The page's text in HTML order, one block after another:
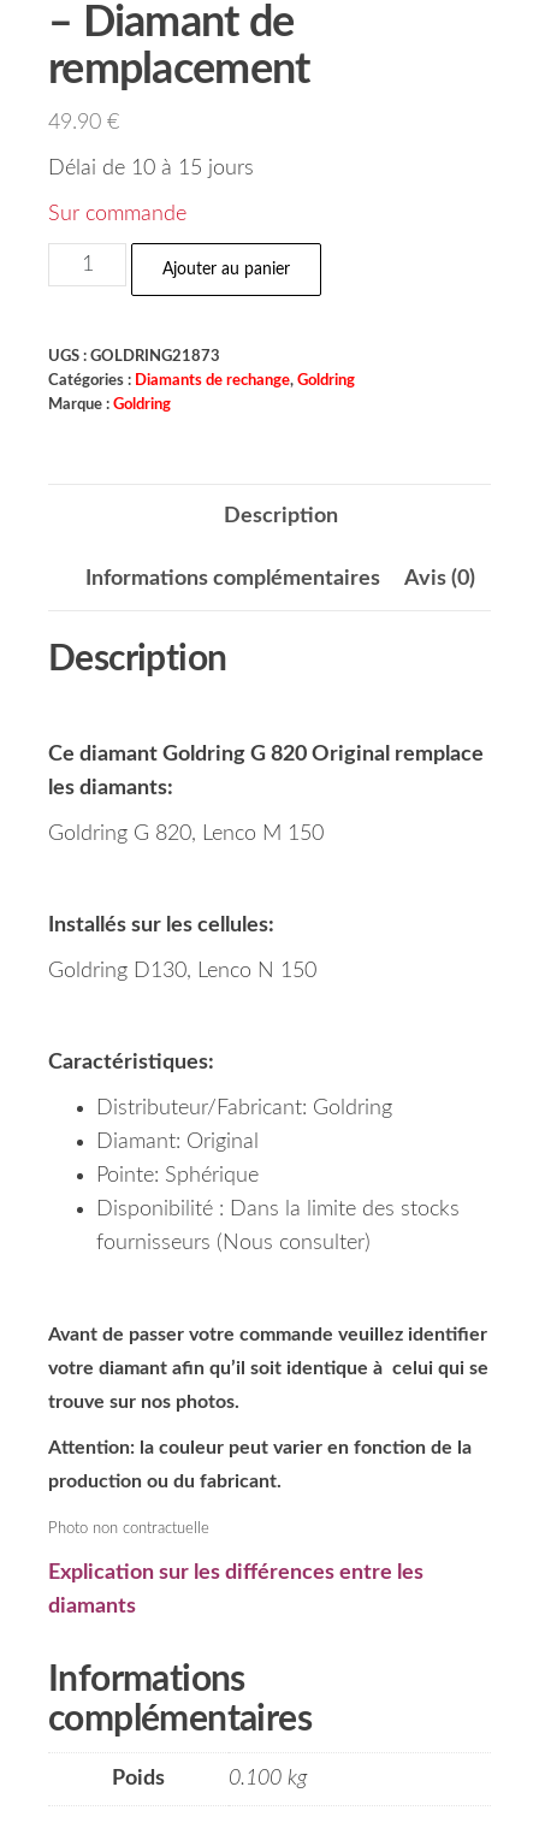
– Diamant de
remplacement
49.90 €
Délai de 10 à 15 jours
Sur commande
Ajouter au panier
UGS : GOLDRING21873
Catégories : Diamants de rechange, Goldring
Marque : Goldring
Description
Informations complémentaires Avis (0)
Description
Ce diamant Goldring G 820 Original remplace
les diamants:
Goldring G 820, Lenco M 150
Installés sur les cellules:
Goldring D130, Lenco N 150
Caractéristiques:
Distributeur/Fabricant: Goldring
Diamant: Original
Pointe: Sphérique
Disponibilité : Dans la limite des stocks
fournisseurs (Nous consulter)
Avant de passer votre commande veuillez identifier
votre diamant afin qu’il soit identique à celui qui se
trouve sur nos photos.
Attention: la couleur peut varier en fonction de la
production ou du fabricant.
Photo non contractuelle
Explication sur les différences entre les
diamants
Informations
complémentaires
Poids 0.100 kg